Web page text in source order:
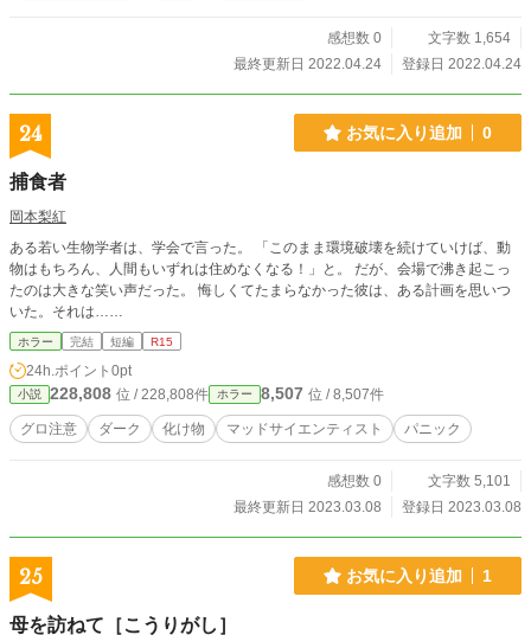
感想数 0
文字数 1,654
最終更新日 2022.04.24
登録日 2022.04.24
24 お気に入り追加 0
捕食者
岡本梨紅
ある若い生物学者は、学会で言った。 「このまま環境破壊を続けていけば、動
物はもちろん、人間もいずれは住めなくなる！」と。 だが、会場で沸き起こっ
たのは大きな笑い声だった。 悔しくてたまらなかった彼は、ある計画を思いつ
いた。それは……
ホラー 完結 短編 R15
24h.ポイント 0pt
小説 228,808 位 / 228,808件 ホラー 8,507 位 / 8,507件
グロ注意 ダーク 化け物 マッドサイエンティスト パニック
感想数 0
文字数 5,101
最終更新日 2023.03.08
登録日 2023.03.08
25 お気に入り追加 1
母を訪ねて［こうりがし］